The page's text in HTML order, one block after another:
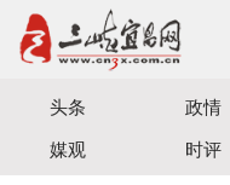
宜昌三峡融媒体中心主办
头条 政情
媒观
时评